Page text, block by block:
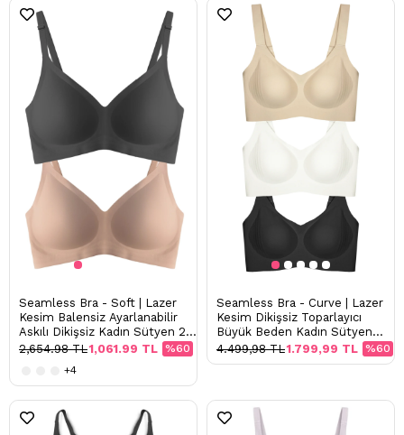
Seamless Bra - Soft | Lazer
Kesim Balensiz Ayarlanabilir
Askılı Dikişsiz Kadın Sütyen 2'li
Paket
%60
1,061.99 TL
2,654.98 TL
+4
Seamless Bra - Curve | Lazer
Kesim Dikişsiz Toparlayıcı
Büyük Beden Kadın Sütyen
3'lü Paket-2
%60
1.799,99 TL
4.499,98 TL